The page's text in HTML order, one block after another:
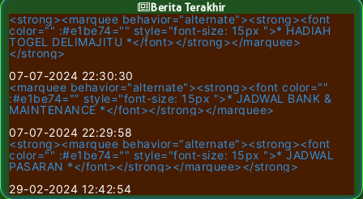
Berita Terakhir
<strong><marquee behavior="alternate"><strong><font
color="" :#e1be74="" style="font-size: 15px ">* HADIAH
TOGEL DELIMAJITU *</font></strong></marquee>
</strong>
07-07-2024 22:30:30
<marquee behavior="alternate"><strong><font color=""
:#e1be74="" style="font-size: 15px ">* JADWAL BANK &
MAINTENANCE *</font></strong></marquee>
07-07-2024 22:29:58
<strong><marquee behavior="alternate"><strong><font
color="" :#e1be74="" style="font-size: 15px ">* JADWAL
PASARAN *</font></strong></marquee></strong>
29-02-2024 12:42:54